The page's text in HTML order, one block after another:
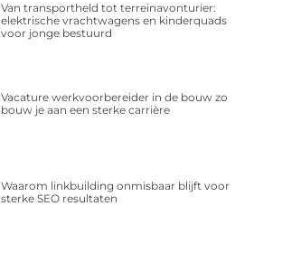
Van transportheld tot terreinavonturier:
elektrische vrachtwagens en kinderquads
voor jonge bestuurd
Vacature werkvoorbereider in de bouw zo
bouw je aan een sterke carrière
Waarom linkbuilding onmisbaar blijft voor
sterke SEO resultaten